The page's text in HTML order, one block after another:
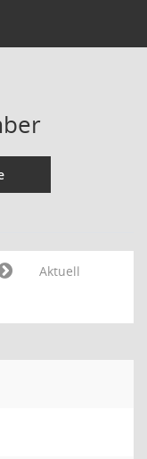
Aktuell